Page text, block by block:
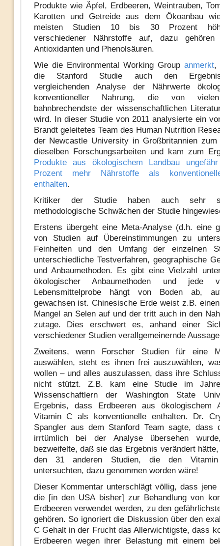
Produkte wie Äpfel, Erdbeeren, Weintrauben,
Karotten und Getreide aus dem Ökoanbau
meisten Studien 10 bis 30 Prozent
verschiedener Nährstoffe auf, dazu
Antioxidanten und Phenolsäuren.
Wie die Environmental Working Group anmerkt,
die Stanford Studie auch den
vergleichenden Analyse der Nährwerte
konventioneller Nahrung, die von
bahnbrechendste der wissenschaftlichen
wird. In dieser Studie von 2011 analysierte ein
Brandt geleitetes Team des Human Nutrition
der Newcastle University in Großbritannien zum
dieselben Forschungsarbeiten und kam zum
Produkte aus ökologischem Landbau
Prozent mehr Nährstoffe als
enthalten.
Kritiker der Studie haben auch sehr
methodologische Schwächen der Studie
Erstens übergeht eine Meta-Analyse (d.h. eine
von Studien auf Übereinstimmungen zu
Feinheiten und den Umfang der einzelnen
unterschiedliche Testverfahren, geographische
und Anbaumethoden. Es gibt eine Vielzahl
ökologischer Anbaumethoden und jede
Lebensmittelprobe hängt von Boden ab,
gewachsen ist. Chinesische Erde weist z.B.
Mangel an Selen auf und der tritt auch in den
zutage. Dies erschwert es, anhand einer
verschiedener Studien verallgemeinernde
Zweitens, wenn Forscher Studien für eine
auswählen, steht es ihnen frei auszuwählen,
wollen – und alles auszulassen, dass ihre
nicht stützt. Z.B. kam eine Studie im
Wissenschaftlern der Washington State
Ergebnis, dass Erdbeeren aus ökologischem
Vitamin C als konventionelle enthalten. Dr.
Spangler aus dem Stanford Team sagte, dass
irrtümlich bei der Analyse übersehen
bezweifelte, daß sie das Ergebnis verändert
den 31 anderen Studien, die den
untersuchten, dazu genommen worden wäre!
Dieser Kommentar unterschlägt völlig, dass jene
die [in den USA bisher] zur Behandlung von
Erdbeeren verwendet werden, zu den
gehören. So ignoriert die Diskussion über den
C Gehalt in der Frucht das Allerwichtigste, dass
Erdbeeren wegen ihrer Belastung mit einem